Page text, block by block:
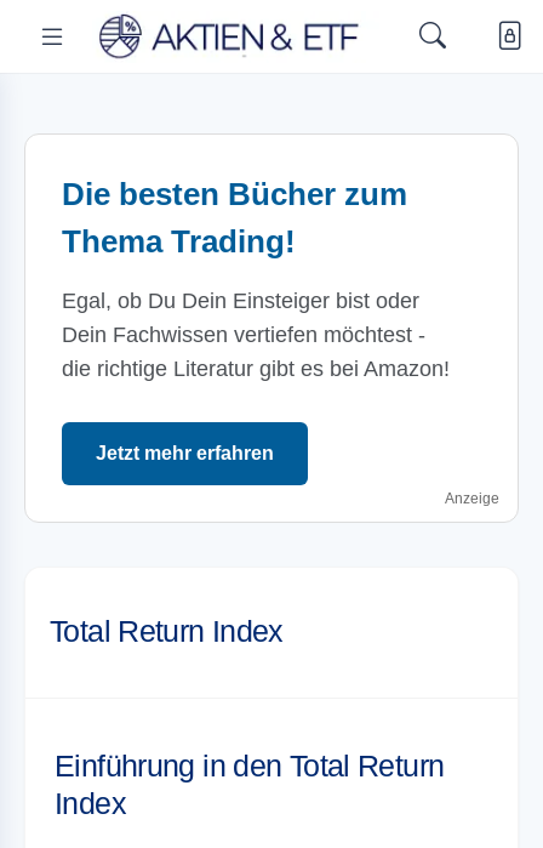
Die besten Bücher zum
Thema Trading!
Egal, ob Du Dein Einsteiger bist oder
Dein Fachwissen vertiefen möchtest -
die richtige Literatur gibt es bei Amazon!
Jetzt mehr erfahren
Anzeige
Total Return Index
Einführung in den Total Return
Index